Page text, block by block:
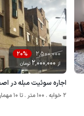
2٬500٬000 20%
از 2٬000٬000 تومان
اجاره سوئیت مبله در
2 خوابه . 100 متر . تا 10 مهمان